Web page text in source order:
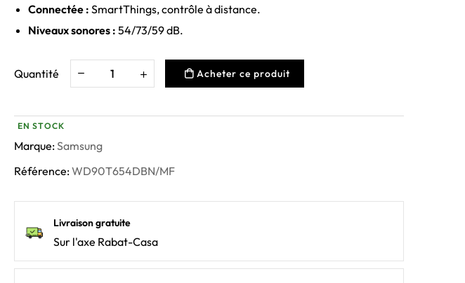
Connectée : SmartThings, contrôle à distance.
Niveaux sonores : 54/73/59 dB.
Quantité Acheter ce produit
EN STOCK
Marque:Samsung
Référence:WD90T654DBN/MF
Livraison gratuite
Sur l'axe Rabat-Casa